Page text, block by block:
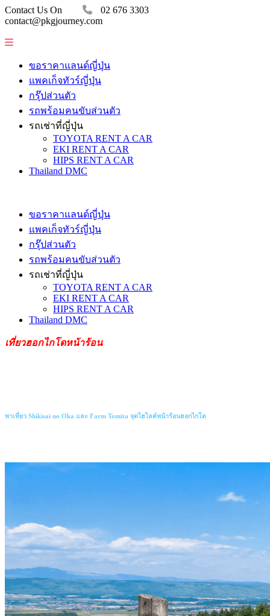
Contact Us On
02 676 3303
contact@pkgjourney.com
ขอราคาแลนด์ญี่ปุ่น
แพคเก็จทัวร์ญี่ปุ่น
กรุ๊ปส่วนตัว
รถพร้อมคนขับส่วนตัว
รถเช่าที่ญี่ปุ่น
TOYOTA RENT A CAR
EKI RENT A CAR
HIPS RENT A CAR
Thailand DMC
ขอราคาแลนด์ญี่ปุ่น
แพคเก็จทัวร์ญี่ปุ่น
กรุ๊ปส่วนตัว
รถพร้อมคนขับส่วนตัว
รถเช่าที่ญี่ปุ่น
TOYOTA RENT A CAR
EKI RENT A CAR
HIPS RENT A CAR
Thailand DMC
เที่ยวฮอกไกโดหน้าร้อน
พาเที่ยว Shikisai no Oka และ Farm Tomita จุดไฮไลต์หน้าร้อนฮอกไกโด